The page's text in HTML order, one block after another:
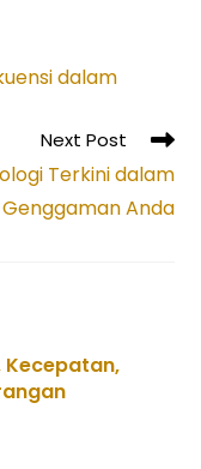
dalam
Next Post
Terkini dalam
Genggaman Anda
Kecepatan,